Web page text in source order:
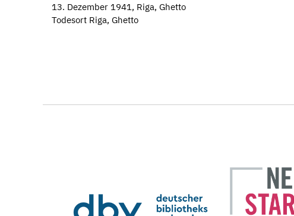
13. Dezember 1941, Riga, Ghetto
Todesort Riga, Ghetto